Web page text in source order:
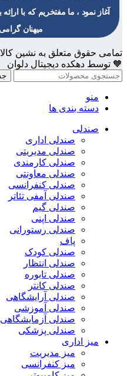
آغاز نمود ، ما مفتخریم که با
میهنان
تمامی حقوق متعلق به نشین
🧡 توسط دهکده دیجیتال دلوان
منو
دسته بندی ها
صندلی
صندلی اداری
صندلی مدیریتی
صندلی کارمندی
صندلی معاونتی
صندلی کنفرانسی
صندلی آمفی تئاتر
صندلی گیم
صندلی اپنی
صندلی رستورانی
پاف
صندلی کودک
صندلی انتظار
صندلی تابوره
صندلی کانتر
صندلی آرایشگاهی
صندلی آموزشی
صندلی آزمایشگاهی
صندلی پزشکی
میز اداری
میز مدیریت
میز کنفرانسی